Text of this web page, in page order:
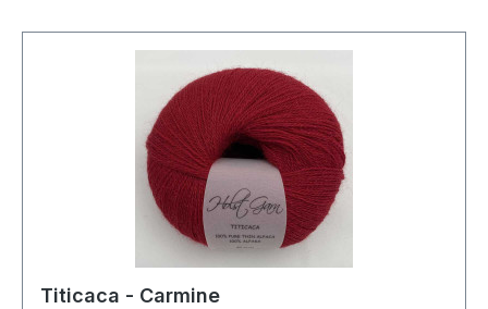
Titicaca - Carmine